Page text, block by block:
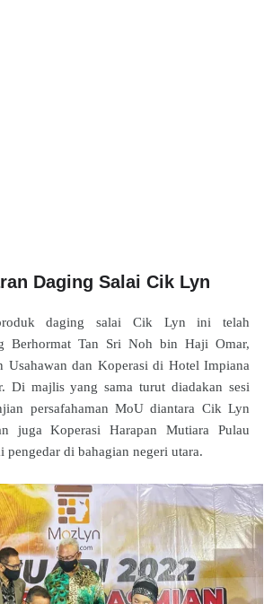
Daging Salai Cik Lyn
daging salai Cik Lyn ini telah
Berhormat Tan Sri Noh bin Haji Omar,
Usahawan dan Koperasi di Hotel Impiana
Di majlis yang sama turut diadakan sesi
persafahaman MoU diantara Cik Lyn
juga Koperasi Harapan Mutiara Pulau
pengedar di bahagian negeri utara.